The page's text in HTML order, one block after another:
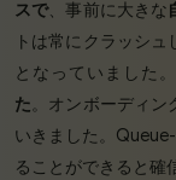
スで、事前に大きな
トは常にクラッシ
となっていました
た。オンボーディン
いきました。
ることができると確